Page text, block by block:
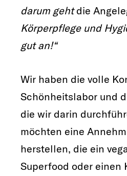
darum gehtdie
Körperpflege und
gut an!“
Wir haben die volle
Schönheitslabor und
die wir darin
möchten eine
herstellen, die ein
Superfood oder einen